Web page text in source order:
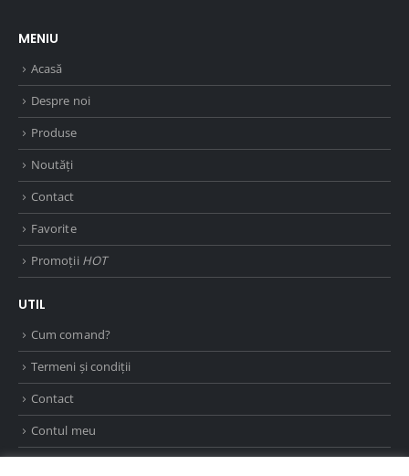
MENIU
Acasă
Despre noi
Produse
Noutăți
Contact
Favorite
Promoții HOT
UTIL
Cum comand?
Termeni și condiții
Contact
Contul meu
ANPC